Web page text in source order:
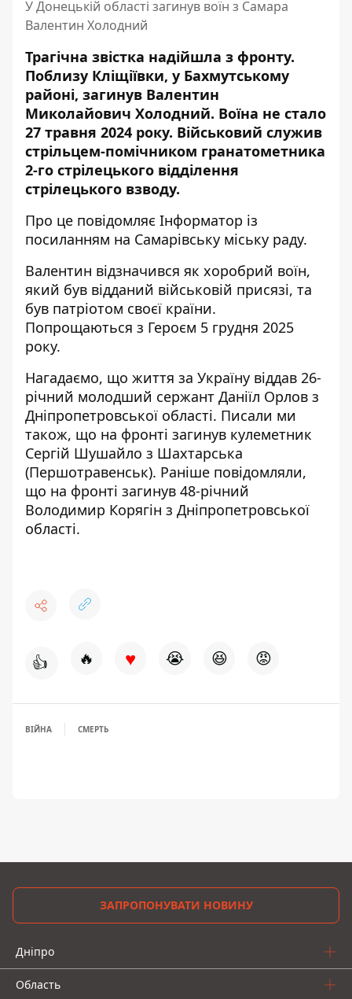
У Донецькій області загинув воїн з Самара
Валентин Холодний
Трагічна звістка надійшла з фронту.
Поблизу Кліщіївки, у Бахмутському
районі, загинув Валентин
Миколайович Холодний. Воїна не стало
27 травня 2024 року. Військовий служив
стрільцем-помічником гранатометника
2-го стрілецького відділення
стрілецького взводу.
Про це повідомляє Інформатор із
посиланням на Самарівську міську раду.
Валентин відзначився як хоробрий воїн,
який був відданий військовій присязі, та
був патріотом своєї країни.
Попрощаються з Героєм 5 грудня 2025
року.
Нагадаємо, що життя за Україну віддав 26-
річний молодший сержант Даніїл Орлов з
Дніпропетровської області. Писали ми
також, що на фронті загинув кулеметник
Сергій Шушайло з Шахтарська
(Першотравенськ). Раніше повідомляли,
що на фронті загинув 48-річний
Володимир Корягін з Дніпропетровської
області.
👍 🔥 ♥ 😭 😆 😡
ВІЙНА СМЕРТЬ
ЗАПРОПОНУВАТИ НОВИНУ
Дніпро
Область